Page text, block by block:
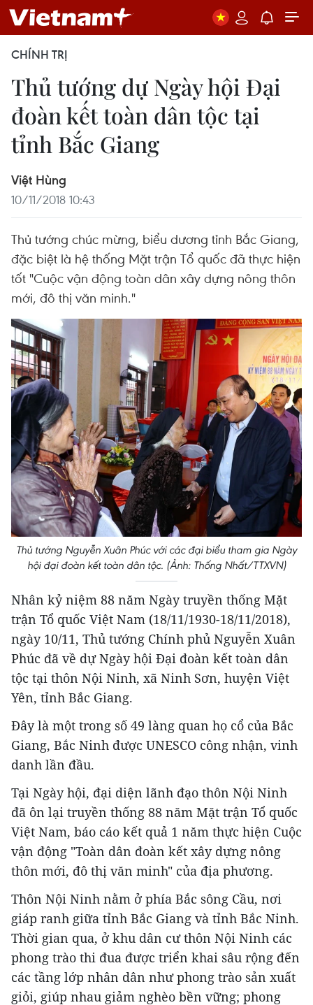
CHÍNH TRỊ
Thủ tướng dự Ngày hội Đại
đoàn kết toàn dân tộc tại
tỉnh Bắc Giang
Việt Hùng
10/11/2018 10:43
Thủ tướng chúc mừng, biểu dương tỉnh Bắc Giang,
đặc biệt là hệ thống Mặt trận Tổ quốc đã thực hiện
tốt "Cuộc vận động toàn dân xây dựng nông thôn
mới, đô thị văn minh."
Thủ tướng Nguyễn Xuân Phúc với các đại biểu tham gia Ngày
hội đại đoàn kết toàn dân tộc. (Ảnh: Thống Nhất/TTXVN)
Nhân kỷ niệm 88 năm Ngày truyền thống Mặt
trận Tổ quốc Việt Nam (18/11/1930-18/11/2018),
ngày 10/11, Thủ tướng Chính phủ Nguyễn Xuân
Phúc đã về dự Ngày hội Đại đoàn kết toàn dân
tộc tại thôn Nội Ninh, xã Ninh Sơn, huyện Việt
Yên, tỉnh Bắc Giang.
Đây là một trong số 49 làng quan họ cổ của Bắc
Giang, Bắc Ninh được UNESCO công nhận, vinh
danh lần đầu.
Tại Ngày hội, đại diện lãnh đạo thôn Nội Ninh
đã ôn lại truyền thống 88 năm Mặt trận Tổ quốc
Việt Nam, báo cáo kết quả 1 năm thực hiện Cuộc
vận động "Toàn dân đoàn kết xây dựng nông
thôn mới, đô thị văn minh" của địa phương.
Thôn Nội Ninh nằm ở phía Bắc sông Cầu, nơi
giáp ranh giữa tỉnh Bắc Giang và tỉnh Bắc Ninh.
Thời gian qua, ở khu dân cư thôn Nội Ninh các
phong trào thi đua được triển khai sâu rộng đến
các tầng lớp nhân dân như phong trào sản xuất
giỏi, giúp nhau giảm nghèo bền vững; phong